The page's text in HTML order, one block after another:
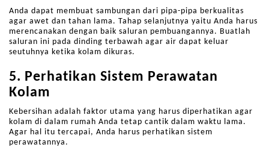
Anda dapat membuat sambungan dari pipa-pipa berkualitas
agar awet dan tahan lama. Tahap selanjutnya yaitu Anda harus
merencanakan dengan baik saluran pembuangannya. Buatlah
saluran ini pada dinding terbawah agar air dapat keluar
seutuhnya ketika kolam dikuras.
5. Perhatikan Sistem Perawatan
Kolam
Kebersihan adalah faktor utama yang harus diperhatikan agar
kolam di dalam rumah Anda tetap cantik dalam waktu lama.
Agar hal itu tercapai, Anda harus perhatikan sistem
perawatannya.